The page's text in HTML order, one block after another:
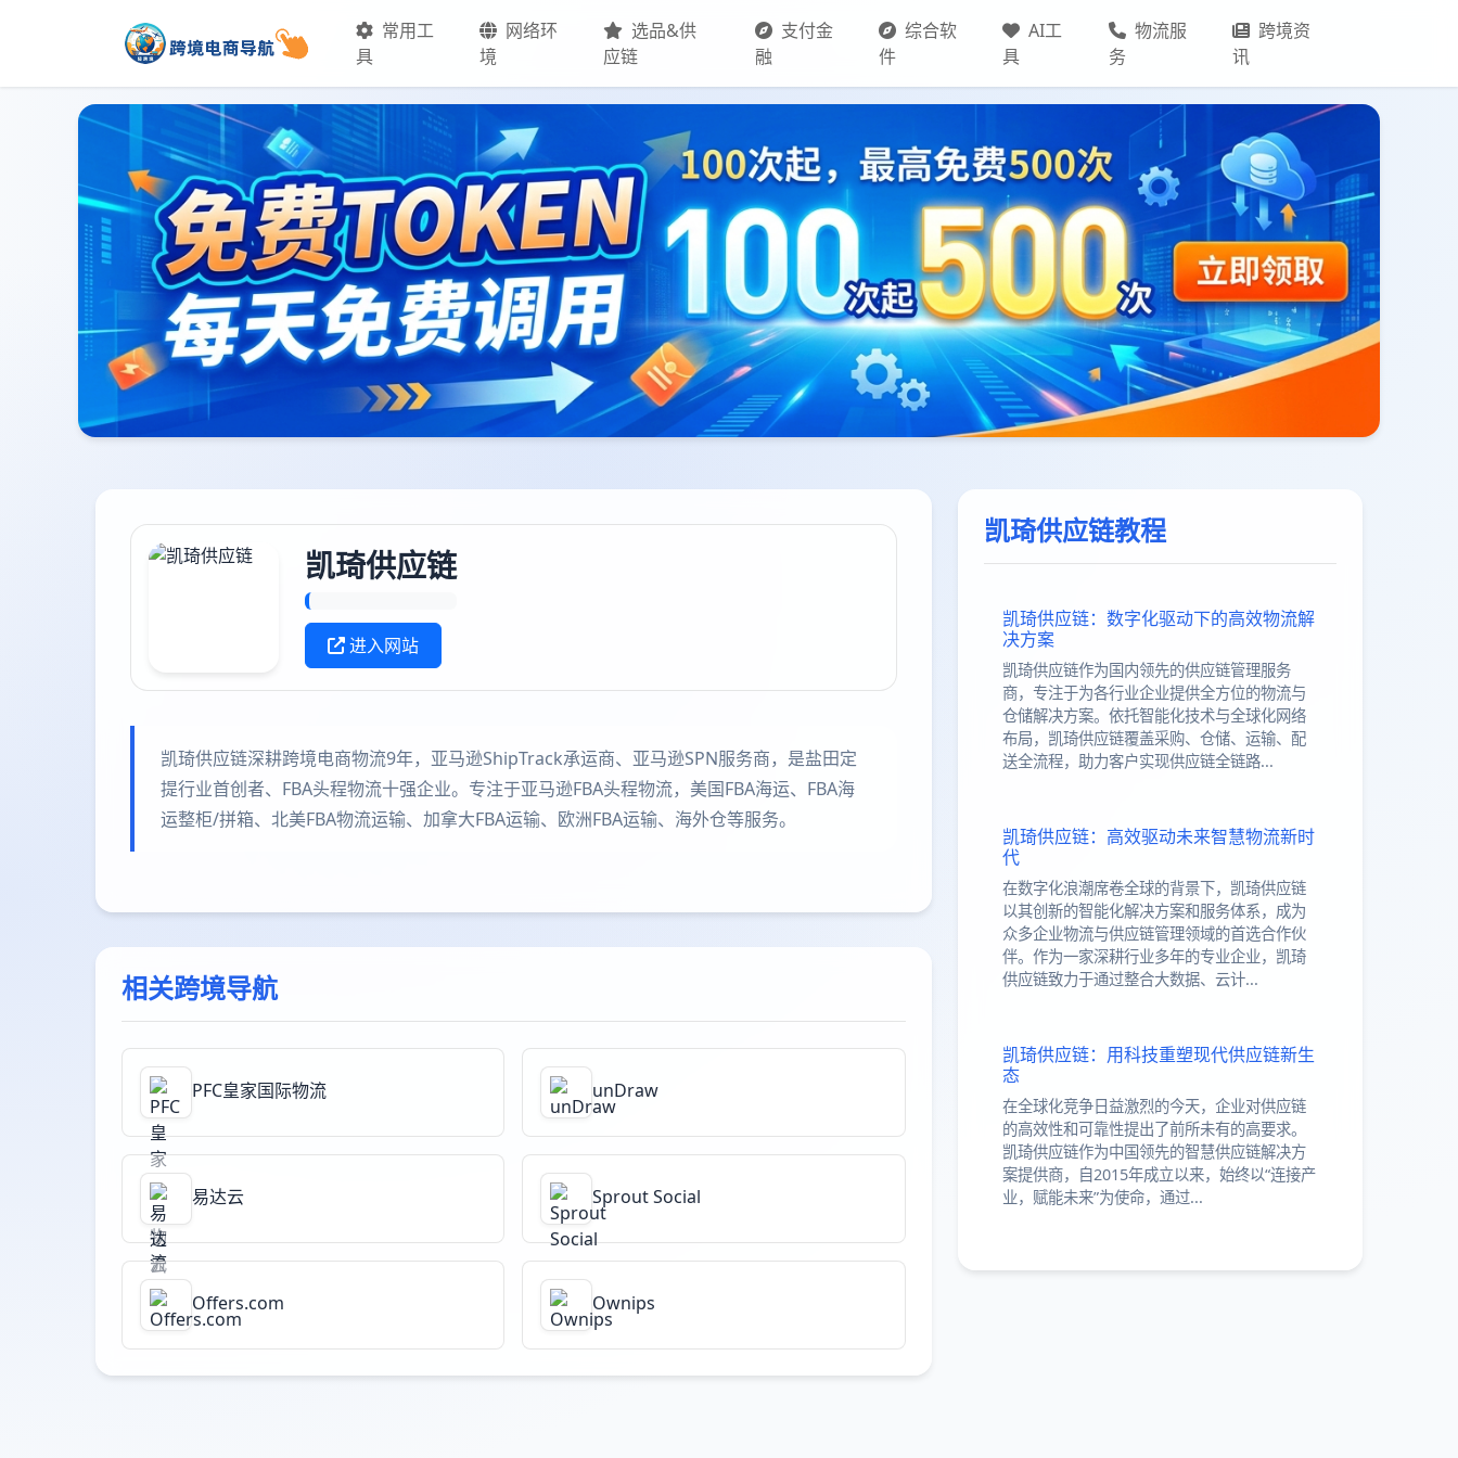
常用工
具
网络环
境
选品&供
应链
支付金
融
综合软
件
AI工
具
物流服
务
跨境资
讯
凯琦供应链
进入网站
凯琦供应链深耕跨境电商物流9年，亚马逊ShipTrack承运商、亚马逊SPN服务商，是盐田定
提行业首创者、FBA头程物流十强企业。专注于亚马逊FBA头程物流，美国FBA海运、FBA海
运整柜/拼箱、北美FBA物流运输、加拿大FBA运输、欧洲FBA运输、海外仓等服务。
相关跨境导航
PFC皇家国际物流 unDraw
易达云 Sprout Social
Offers.com Ownips
凯琦供应链教程
凯琦供应链：数字化驱动下的高效物流解
决方案
凯琦供应链作为国内领先的供应链管理服务
商，专注于为各行业企业提供全方位的物流与
仓储解决方案。依托智能化技术与全球化网络
布局，凯琦供应链覆盖采购、仓储、运输、配
送全流程，助力客户实现供应链全链路...
凯琦供应链：高效驱动未来智慧物流新时
代
在数字化浪潮席卷全球的背景下，凯琦供应链
以其创新的智能化解决方案和服务体系，成为
众多企业物流与供应链管理领域的首选合作伙
伴。作为一家深耕行业多年的专业企业，凯琦
供应链致力于通过整合大数据、云计...
凯琦供应链：用科技重塑现代供应链新生
态
在全球化竞争日益激烈的今天，企业对供应链
的高效性和可靠性提出了前所未有的高要求。
凯琦供应链作为中国领先的智慧供应链解决方
案提供商，自2015年成立以来，始终以“连接产
业，赋能未来”为使命，通过...